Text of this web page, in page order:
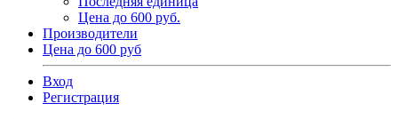
Цена до 600 руб.
Производители
Цена до 600 руб
Вход
Регистрация